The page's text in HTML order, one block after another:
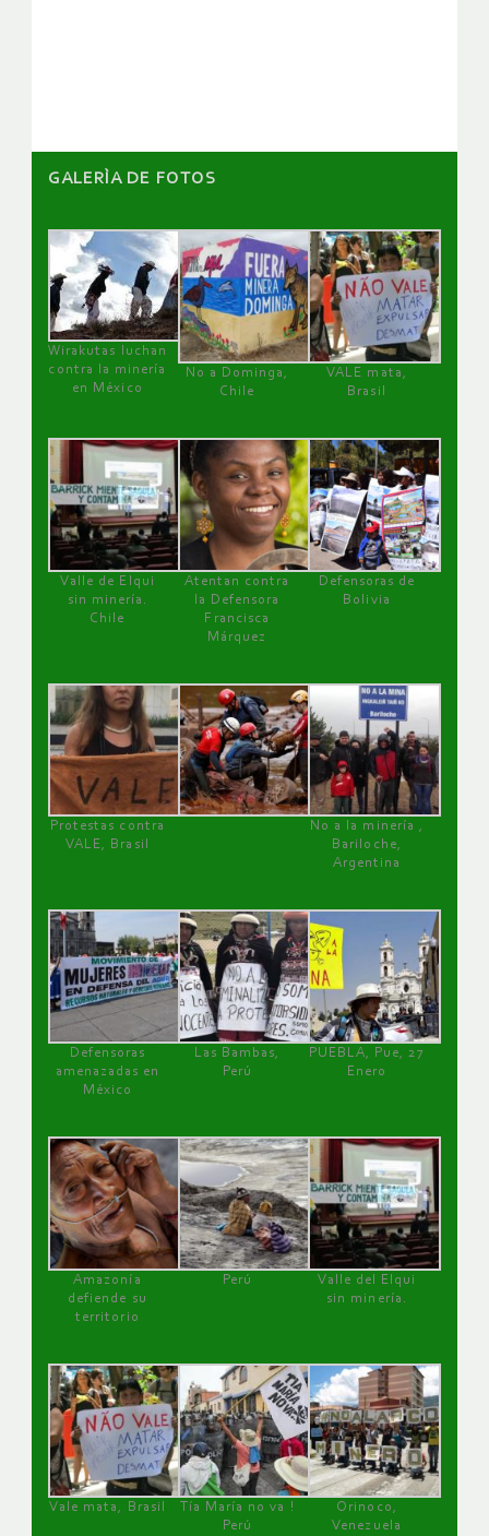
GALERÌA DE FOTOS
Wirakutas luchan
contra la minería
en México
No a Dominga,
Chile
VALE mata,
Brasil
Valle de Elqui
sin minería.
Chile
Atentan contra
la Defensora
Francisca
Márquez
Defensoras de
Bolivia
Protestas contra
VALE, Brasil
No a la minería ,
Bariloche,
Argentina
Defensoras
amenazadas en
México
Las Bambas,
Perú
PUEBLA, Pue, 27
Enero
Amazonía
defiende su
territorio
Perú
Valle del Elqui
sin minería.
Vale mata, Brasil
Tía María no va !
Perú
Orinoco,
Venezuela